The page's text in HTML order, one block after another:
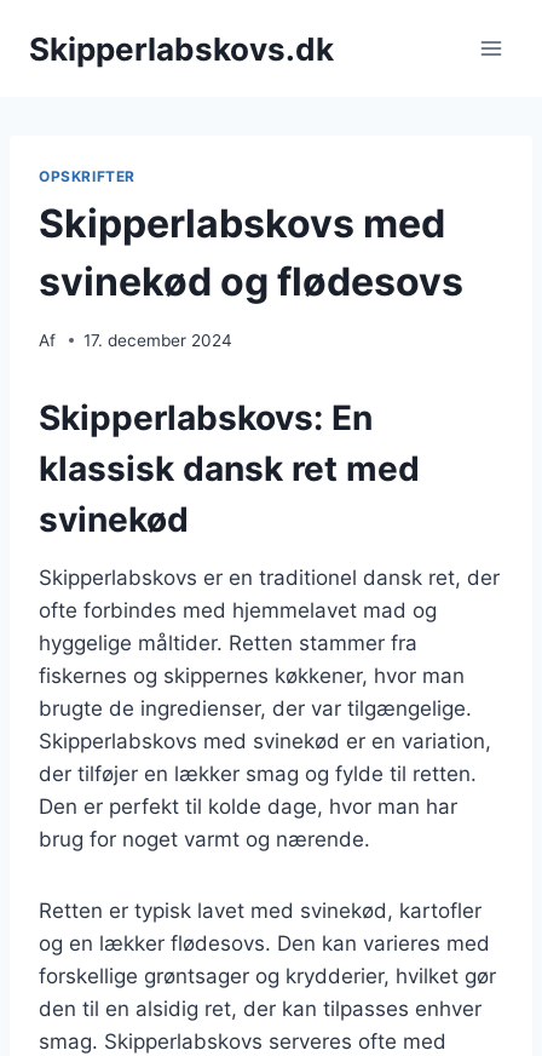
Skipperlabskovs.dk
OPSKRIFTER
Skipperlabskovs med
svinekød og flødesovs
Af 17. december 2024
Skipperlabskovs: En
klassisk dansk ret med
svinekød
Skipperlabskovs er en traditionel dansk ret, der
ofte forbindes med hjemmelavet mad og
hyggelige måltider. Retten stammer fra
fiskernes og skippernes køkkener, hvor man
brugte de ingredienser, der var tilgængelige.
Skipperlabskovs med svinekød er en variation,
der tilføjer en lækker smag og fylde til retten.
Den er perfekt til kolde dage, hvor man har
brug for noget varmt og nærende.
Retten er typisk lavet med svinekød, kartofler
og en lækker flødesovs. Den kan varieres med
forskellige grøntsager og krydderier, hvilket gør
den til en alsidig ret, der kan tilpasses enhver
smag. Skipperlabskovs serveres ofte med